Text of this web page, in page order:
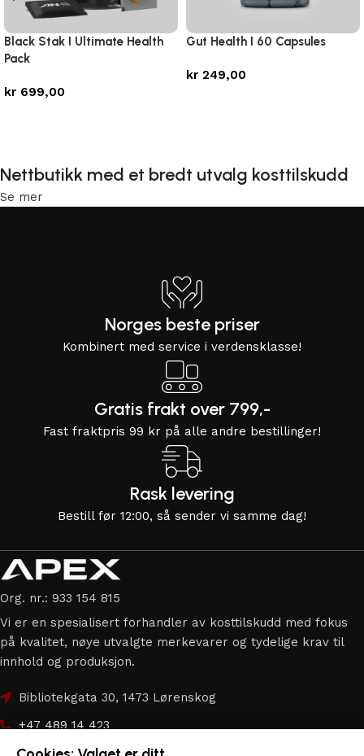
Black Stak I Ultimate Health
Pack
kr 699,00
Gut Health I 60 Capsules
kr 249,00
Nettbutikk med et bredt utvalg kosttilskudd
Se mer
Norges beste priser
Kombinert med service i verdensklasse!
Gratis frakt over 799,-
Fast fraktpris 99 kr på alle andre bestillinger!
Rask levering
Bestill før 12:00, så sender vi samme dag!
Org. nr.: 933 154 815
Vi er en spesialisert forhandler av kosttilskudd med fokus
på kvalitet, nøye utvalgte merkevarer og tydelige krav til
innhold og produksjon.
Bibliotekgata 30, 1473 Lørenskog
+47 489 14 423